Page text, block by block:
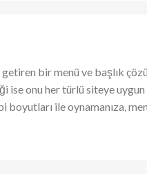
bir menü ve başlık
onu her türlü siteye
ile oynamanıza,